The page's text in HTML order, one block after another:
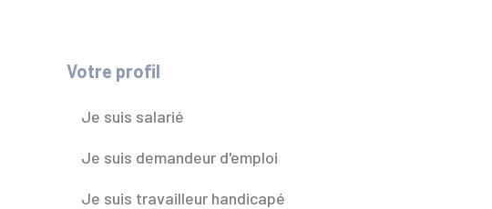
Votre profil
Je suis salarié
Je suis demandeur d'emploi
Je suis travailleur handicapé